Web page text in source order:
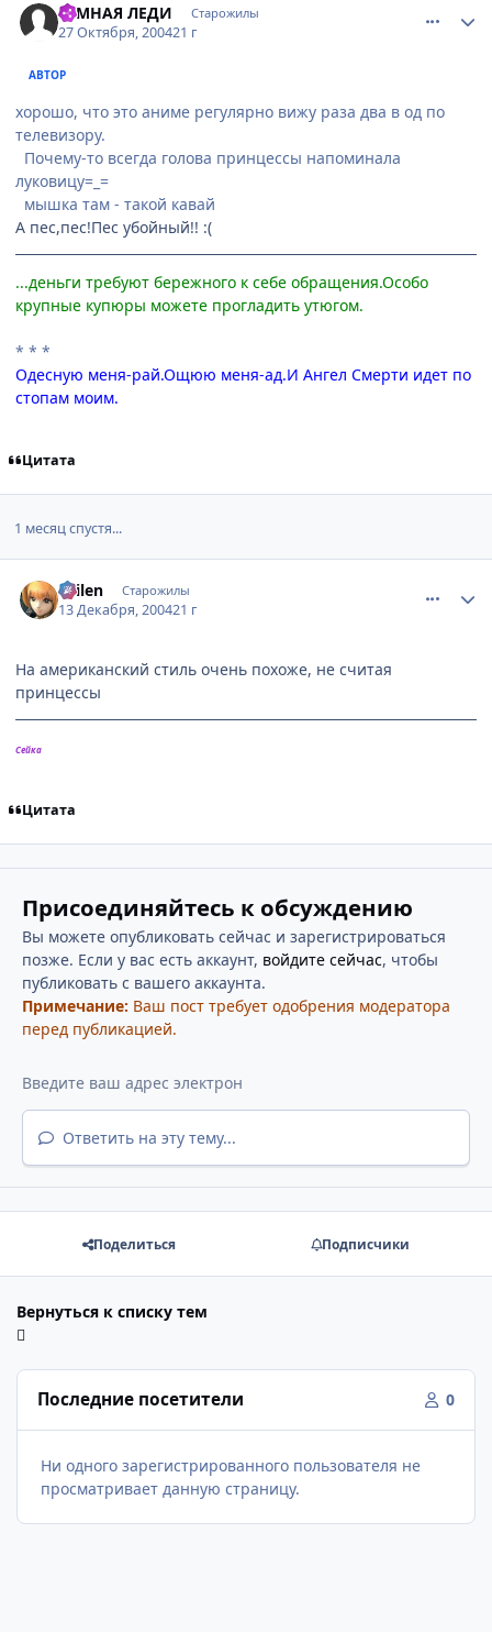
ТЕМНАЯ ЛЕДИ Старожилы
27 Октября, 200421 г
АВТОР
хорошо, что это аниме регулярно вижу раза два в од по
телевизору.
Почему-то всегда голова принцессы напоминала
луковицу=_=
мышка там - такой кавай
А пес,пес!Пес убойный!! :(
...деньги требуют бережного к себе обращения.Особо
крупные купюры можете прогладить утюгом.
* * *
Одесную меня-рай.Ощюю меня-ад.И Ангел Смерти идет по
стопам моим.
Цитата
1 месяц спустя...
Sailen Старожилы
13 Декабря, 200421 г
На американский стиль очень похоже, не считая
принцессы
Сейка
Цитата
Присоединяйтесь к обсуждению
Вы можете опубликовать сейчас и зарегистрироваться
позже. Если у вас есть аккаунт, войдите сейчас, чтобы
публиковать с вашего аккаунта.
Примечание: Ваш пост требует одобрения модератора
перед публикацией.
Ответить на эту тему...
Поделиться Подписчики
Вернуться к списку тем
Последние посетители 0
Ни одного зарегистрированного пользователя не
просматривает данную страницу.